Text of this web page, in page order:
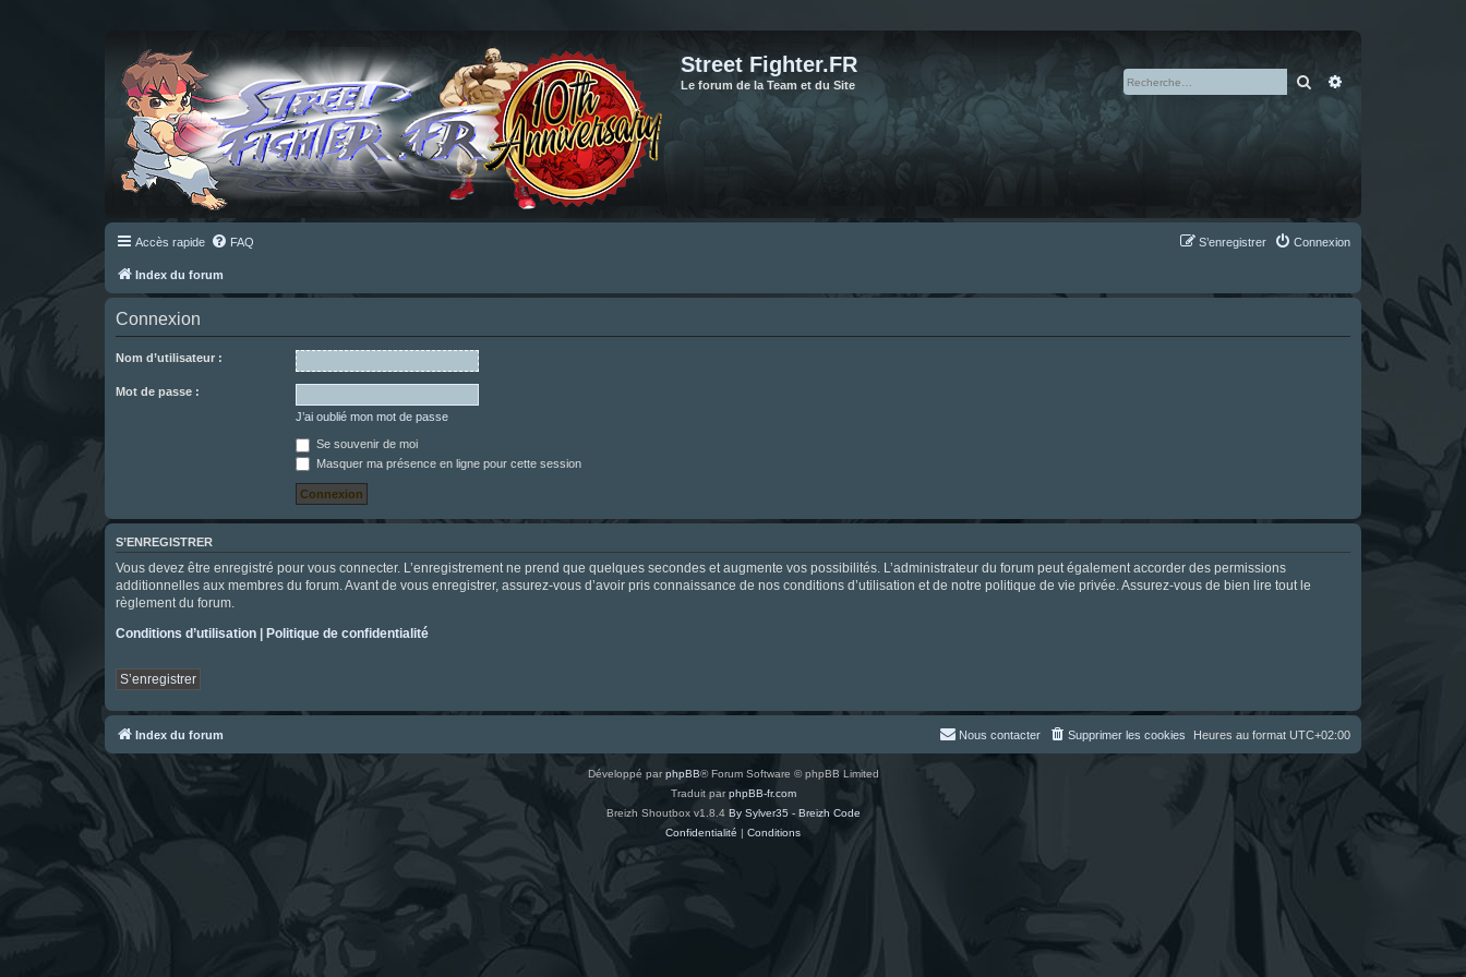
Street Fighter.FR
Le forum de la Team et du Site Rechercher
Accès rapide FAQ Connexion
S’enregistrer
Index du forum
Connexion
Nom d’utilisateur :
Mot de passe :
J’ai oublié mon mot de passe
Se souvenir de moi
Masquer ma présence en ligne pour cette session
S’ENREGISTRER
Vous devez être enregistré pour vous connecter. L’enregistrement ne prend que quelques secondes et augmente vos possibilités. L’administrateur du forum peut également accorder des permissions
additionnelles aux membres du forum. Avant de vous enregistrer, assurez-vous d’avoir pris connaissance de nos conditions d’utilisation et de notre politique de vie privée. Assurez-vous de bien lire tout le
règlement du forum.
Conditions d’utilisation | Politique de confidentialité
S’enregistrer
Index du forum Heures au format UTC+02:00
Supprimer les cookies
Nous contacter
Développé par phpBB® Forum Software © phpBB Limited
Traduit parphpBB-fr.com
Breizh Shoutbox v1.8.4 By Sylver35 - Breizh Code
Confidentialité | Conditions